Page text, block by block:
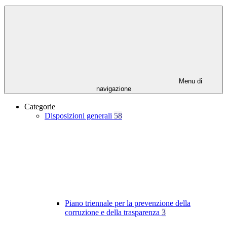
Menu di
navigazione
Categorie
Disposizioni generali 58
Piano triennale per la prevenzione della
corruzione e della trasparenza 3